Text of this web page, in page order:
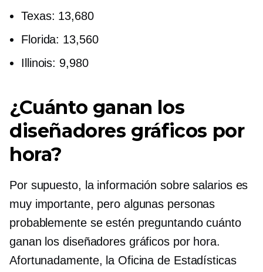
Texas: 13,680
Florida: 13,560
Illinois: 9,980
¿Cuánto ganan los
diseñadores gráficos por
hora?
Por supuesto, la información sobre salarios es
muy importante, pero algunas personas
probablemente se estén preguntando cuánto
ganan los diseñadores gráficos por hora.
Afortunadamente, la Oficina de Estadísticas